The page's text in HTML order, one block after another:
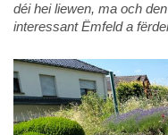
déi hei liewen, ma och
interessant Ëmfeld a